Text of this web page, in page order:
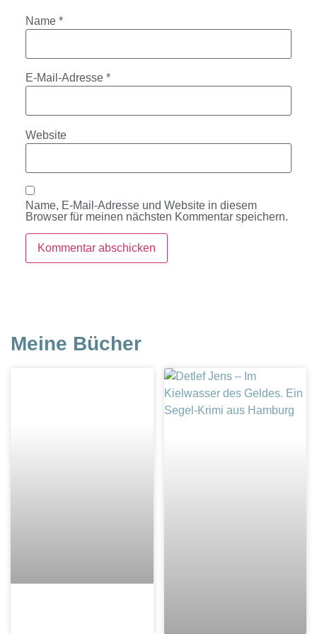
Name *
E-Mail-Adresse *
Website
Name, E-Mail-Adresse und Website in diesem
Browser für meinen nächsten Kommentar speichern.
Meine Bücher